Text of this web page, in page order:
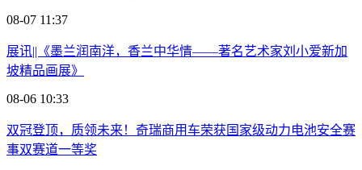
08-07 11:37
展讯||《墨兰润南洋，香兰中华情——著名艺术家刘小爱新加
坡精品画展》
08-06 10:33
双冠登顶，质领未来！奇瑞商用车荣获国家级动力电池安全赛
事双赛道一等奖